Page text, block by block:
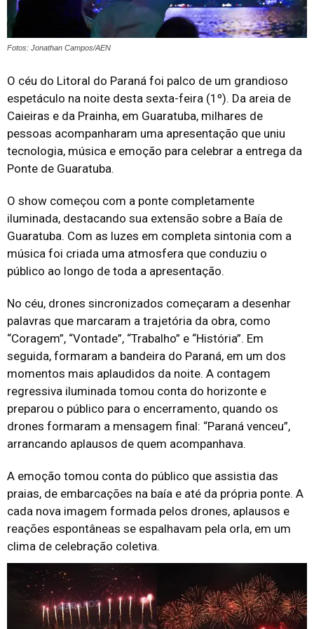
Fotos: Jonathan Campos/AEN
O céu do Litoral do Paraná foi palco de um grandioso
espetáculo na noite desta sexta-feira (1º). Da areia de
Caieiras e da Prainha, em Guaratuba, milhares de
pessoas acompanharam uma apresentação que uniu
tecnologia, música e emoção para celebrar a entrega da
Ponte de Guaratuba.
O show começou com a ponte completamente
iluminada, destacando sua extensão sobre a Baía de
Guaratuba. Com as luzes em completa sintonia com a
música foi criada uma atmosfera que conduziu o
público ao longo de toda a apresentação.
No céu, drones sincronizados começaram a desenhar
palavras que marcaram a trajetória da obra, como
“Coragem”, “Vontade”, “Trabalho” e “História”. Em
seguida, formaram a bandeira do Paraná, em um dos
momentos mais aplaudidos da noite. A contagem
regressiva iluminada tomou conta do horizonte e
preparou o público para o encerramento, quando os
drones formaram a mensagem final: “Paraná venceu”,
arrancando aplausos de quem acompanhava.
A emoção tomou conta do público que assistia das
praias, de embarcações na baía e até da própria ponte. A
cada nova imagem formada pelos drones, aplausos e
reações espontâneas se espalhavam pela orla, em um
clima de celebração coletiva.